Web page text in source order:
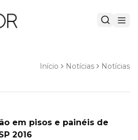
Início Notícias Notícias
em pisos e painéis de
2016